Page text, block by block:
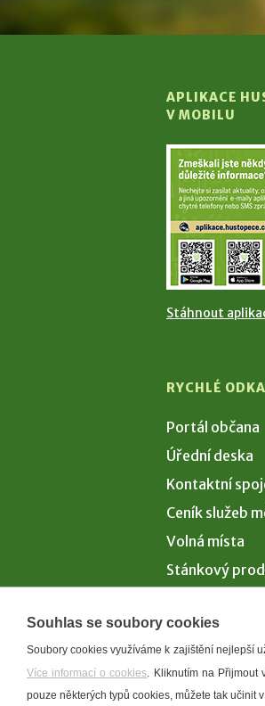
APLIKACE
V MOBILU
Stáhnout
RYCHLÉ
Portál občana
Úřední deska
Kontaktní
Ceník služeb
Volná místa
Stánkový
Souhlas se soubory cookies
Soubory cookies využíváme k zajištění nejlepší
Více informací o cookies. Kliknutím na Přijmout
pouze některých typů cookies, můžete tak učinit